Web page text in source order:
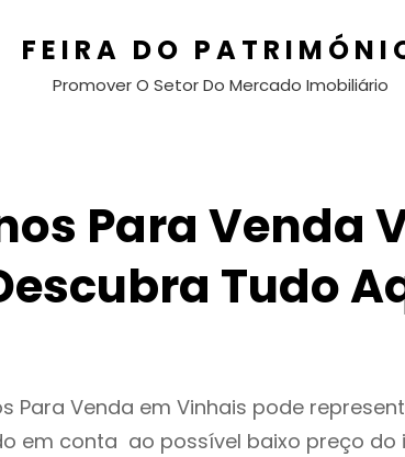
FEIRA DO
Promover O Setor Do Mercado Imobiliário
Para Venda
Tudo
Para Venda em Vinhais pode
em conta ao possível baixo preço do